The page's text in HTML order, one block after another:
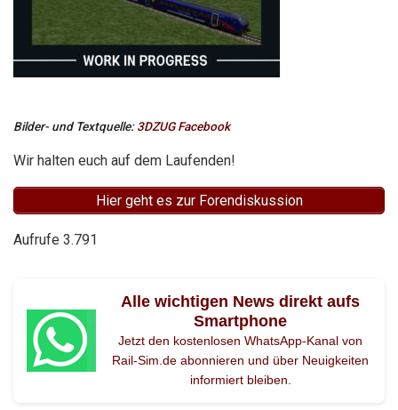
Bilder- und Textquelle:3DZUG Facebook
Wir halten euch auf dem Laufenden!
Hier geht es zur Forendiskussion
Aufrufe 3.791
Alle wichtigen News direkt aufs
Smartphone
Jetzt den kostenlosen WhatsApp-Kanal von
Rail-Sim.de abonnieren und über Neuigkeiten
informiert bleiben.